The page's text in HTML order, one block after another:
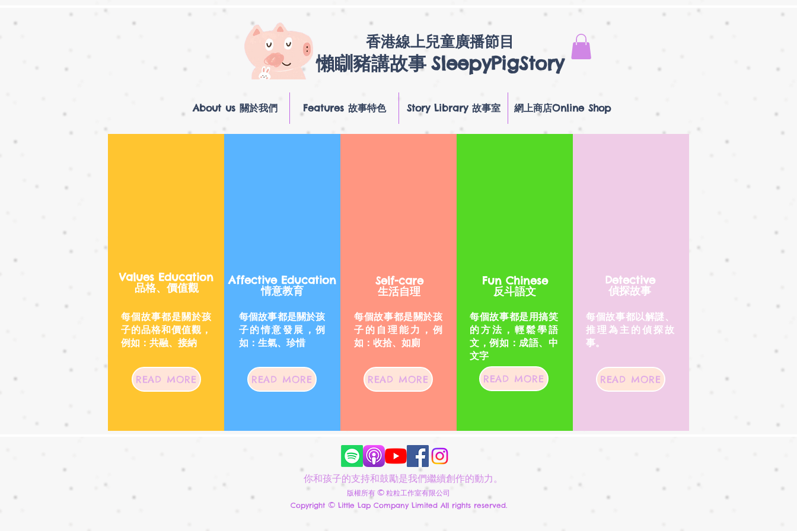
香港線上兒童廣播節目
懶瞓豬講故事 SleepyPigStory
About us 關於我們 Features 故事特色 Story Library 故事室 網上商店Online Shop
Values Education
品格、價值觀
每個故事都是關於孩
子的品格和價值觀，
例如：共融、接納
READ MORE
每個故事都是關於孩
子的情意發展， 例
如：生氣、珍惜
READ MORE
每個故事都是關於孩
子的自理能力，例
如：收拾、如廁
READ MORE
每個故事都是用搞笑
的方法，輕鬆學語
文，例如：成語、中
文字
READ MORE
每個故事都以解謎、
推理為主的偵探故
事。
READ MORE
Affective Education
情意教育
Self-care
生活自理
Fun Chinese
反斗語文
Detective
偵探故事
你和孩子的支持和鼓勵是我們繼續創作的動力。
版權所有©粒粒工作室有限公司
Copyright ©Little Lap Company Limited All rights reserved.